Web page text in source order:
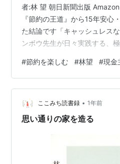
者:林 望 朝日新聞出版
『節約の王道』から15年安心
た結論です「キャッシュレス
ンボウ先生が日々実践する、
枚だけ〇ふるさと納税はやり
なったら即座にもらう〇地元
分の専門分野に投資する〇持
すときはやっぱり３万４千円
ブスク〇なぜYouTubeプレミ
#節約を楽しむ #林望 #現金
ここみち読書録 • 1年前
思い通りの家を造る